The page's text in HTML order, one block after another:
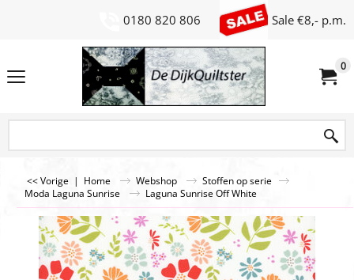
0180 820 806 Sale €8,- p.m.
0
<< Vorige | Home Webshop
Stoffen op serie
Moda Laguna Sunrise
Laguna Sunrise Off White